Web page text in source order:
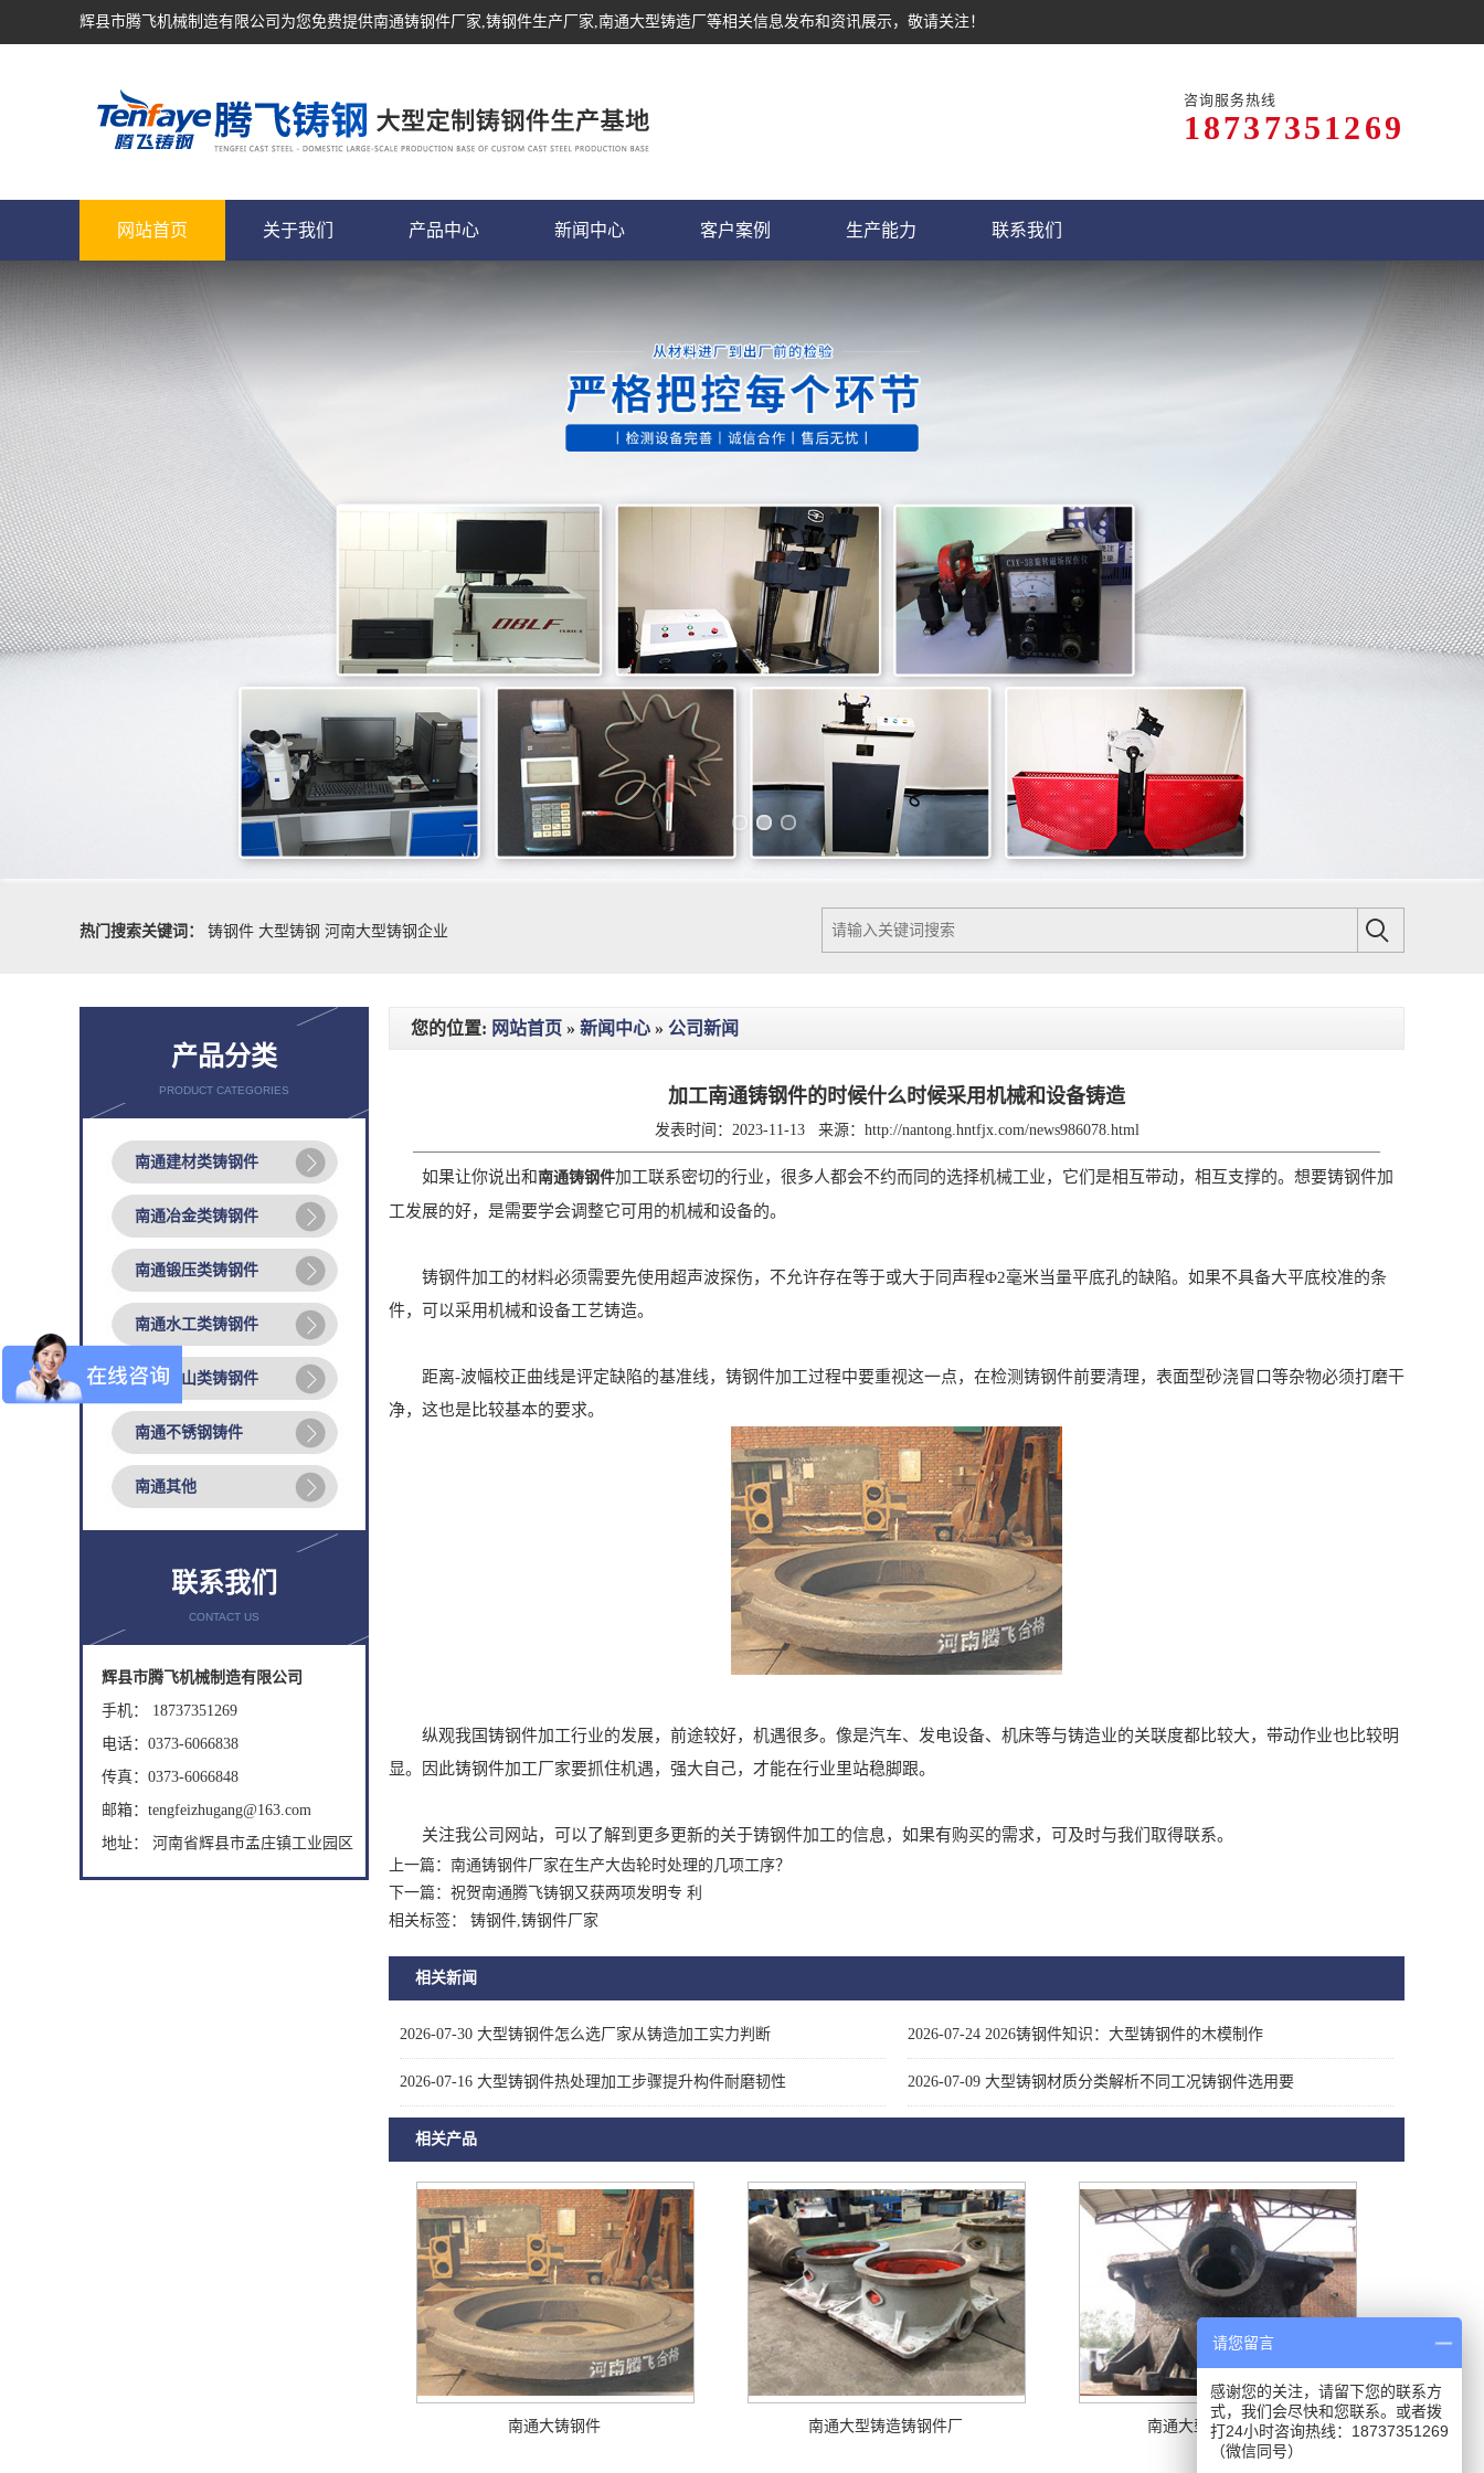
辉县市腾飞机械制造有限公司为您免费提供南通铸钢件厂家,铸钢件生产厂家,南通大型铸造厂等相关信息发布和资讯展示，敬请关注！
咨询服务热线
18737351269
网站首页 关于我们 产品中心 新闻中心 客户案例 生产能力 联系我们
热门搜索关键词：
铸钢件 大型铸钢 河南大型铸钢企业
产品分类
PRODUCT CATEGORIES
南通建材类铸钢件
南通冶金类铸钢件
南通锻压类铸钢件
南通水工类铸钢件
南通矿山类铸钢件
南通不锈钢铸件
南通其他
联系我们
CONTACT US
辉县市腾飞机械制造有限公司
手机： 18737351269
电话：0373-6066838
传真：0373-6066848
邮箱：tengfeizhugang@163.com
地址： 河南省辉县市孟庄镇工业园区
您的位置: 网站首页 » 新闻中心 » 公司新闻
加工南通铸钢件的时候什么时候采用机械和设备铸造
发表时间：2023-11-13 来源： http://nantong.hntfjx.com/news986078.html
如果让你说出和南通铸钢件加工联系密切的行业，很多人都会不约而同的选择机械工业，它们是相互带动，相互支撑的。想要铸钢件加
工发展的好，是需要学会调整它可用的机械和设备的。
铸钢件加工的材料必须需要先使用超声波探伤，不允许存在等于或大于同声程Φ2毫米当量平底孔的缺陷。如果不具备大平底校准的条
件，可以采用机械和设备工艺铸造。
距离-波幅校正曲线是评定缺陷的基准线，铸钢件加工过程中要重视这一点，在检测铸钢件前要清理，表面型砂浇冒口等杂物必须打磨干
净，这也是比较基本的要求。
纵观我国铸钢件加工行业的发展，前途较好，机遇很多。像是汽车、发电设备、机床等与铸造业的关联度都比较大，带动作业也比较明
显。因此铸钢件加工厂家要抓住机遇，强大自己，才能在行业里站稳脚跟。
关注我公司网站，可以了解到更多更新的关于铸钢件加工的信息，如果有购买的需求，可及时与我们取得联系。
上一篇： 南通铸钢件厂家在生产大齿轮时处理的几项工序？
下一篇： 祝贺南通腾飞铸钢又获两项发明专 利
相关标签： 铸钢件,铸钢件厂家
相关新闻
2026-07-30 大型铸钢件怎么选厂家从铸造加工实力判断 2026-07-24 2026铸钢件知识：大型铸钢件的木模制作
2026-07-16 大型铸钢件热处理加工步骤提升构件耐磨韧性 2026-07-09 大型铸钢材质分类解析不同工况铸钢件选用要
相关产品
南通大铸钢件 南通大型铸造铸钢件厂 南通大型铸钢件厂家
请您留言
感谢您的关注，请留下您的联系方
式，我们会尽快和您联系。或者拨
打24小时咨询热线：18737351269
（微信同号）